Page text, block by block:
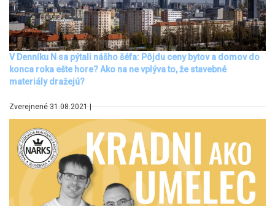
V Denníku N sa pýtali nášho šéfa: Pôjdu ceny bytov a domov do
konca roka ešte hore? Ako na ne vplýva to, že stavebné
materiály dražejú?
Zverejnené 31.08.2021 |